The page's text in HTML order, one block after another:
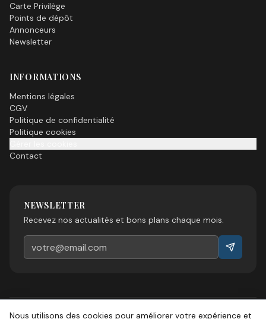
Carte Privilège
Points de dépôt
Annonceurs
Newsletter
INFORMATIONS
Mentions légales
CGV
Politique de confidentialité
Politique cookies
Contact
NEWSLETTER
Recevez nos actualités et bons plans chaque mois.
Nous utilisons des cookies pour améliorer votre expérience et